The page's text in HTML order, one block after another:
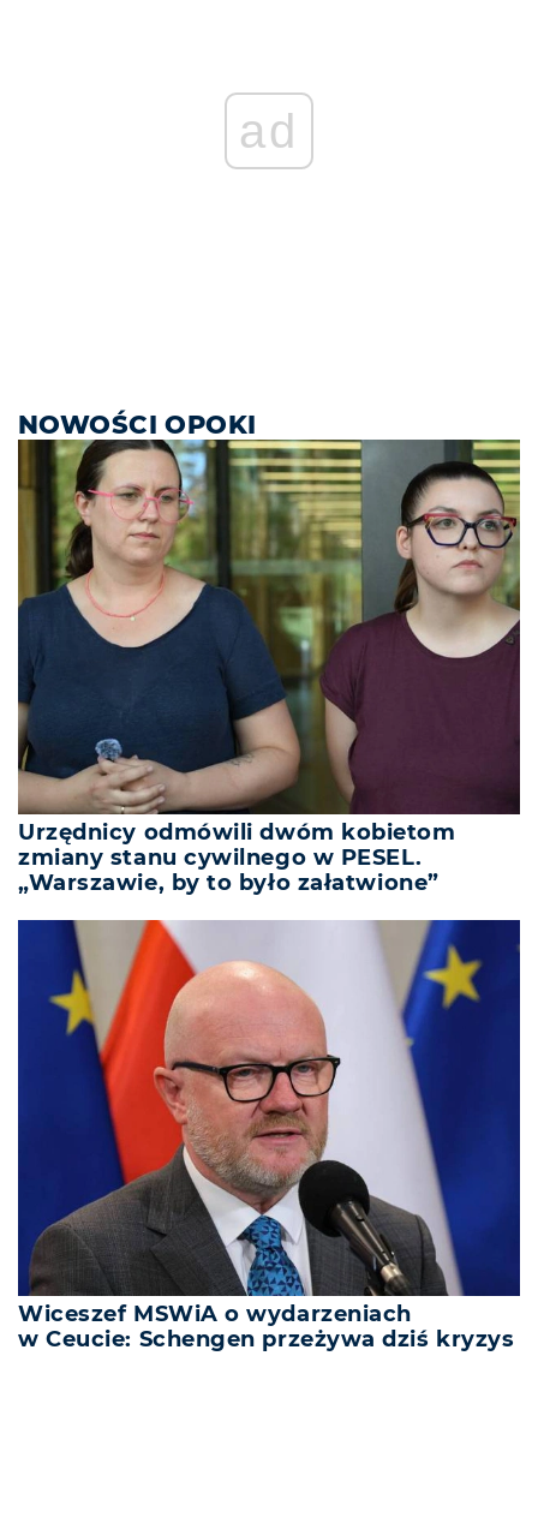
ad
NOWOŚCI OPOKI
Urzędnicy odmówili dwóm kobietom
zmiany stanu cywilnego w PESEL.
„Warszawie, by to było załatwione”
Wiceszef MSWiA o wydarzeniach
w Ceucie: Schengen przeżywa dziś kryzys